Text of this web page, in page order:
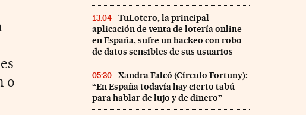
o
13:04
TuLotero, la principal
aplicación de venta de lotería online
en España, sufre un hackeo con robo
de datos sensibles de sus usuarios
05:30
Xandra Falcó (Círculo Fortuny):
“En España todavía hay cierto tabú
para hablar de lujo y de dinero”